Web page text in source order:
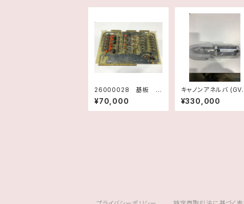
26000028 基板 A
NALOG INTERFACE
F3637001 テキサ
スインスツルメンツ
¥70,000
キャノンアネルバ (GV)
φ45ベローズシリン
ダー（新品）
¥330,000